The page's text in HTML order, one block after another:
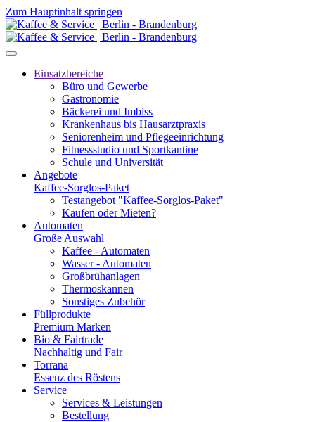
Zum Hauptinhalt springen
Einsatzbereiche
Büro und Gewerbe
Gastronomie
Bäckerei und Imbiss
Krankenhaus bis Hausarztpraxis
Seniorenheim und Pflegeeinrichtung
Fitnessstudio und Sportkantine
Schule und Universität
Angebote
Kaffee-Sorglos-Paket
Testangebot "Kaffee-Sorglos-Paket"
Kaufen oder Mieten?
Automaten
Große Auswahl
Kaffee - Automaten
Wasser - Automaten
Großbrühanlagen
Thermoskannen
Sonstiges Zubehör
Füllprodukte
Premium Marken
Bio & Fairtrade
Nachhaltig und Fair
Torrana
Essenz des Röstens
Service
Services & Leistungen
Bestellung